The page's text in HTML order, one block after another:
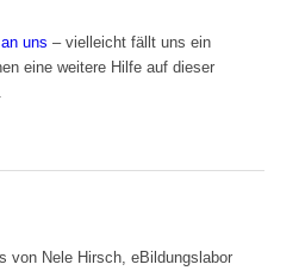
uns – vielleicht fällt uns ein
eine weitere Hilfe auf dieser
von Nele Hirsch, eBildungslabor